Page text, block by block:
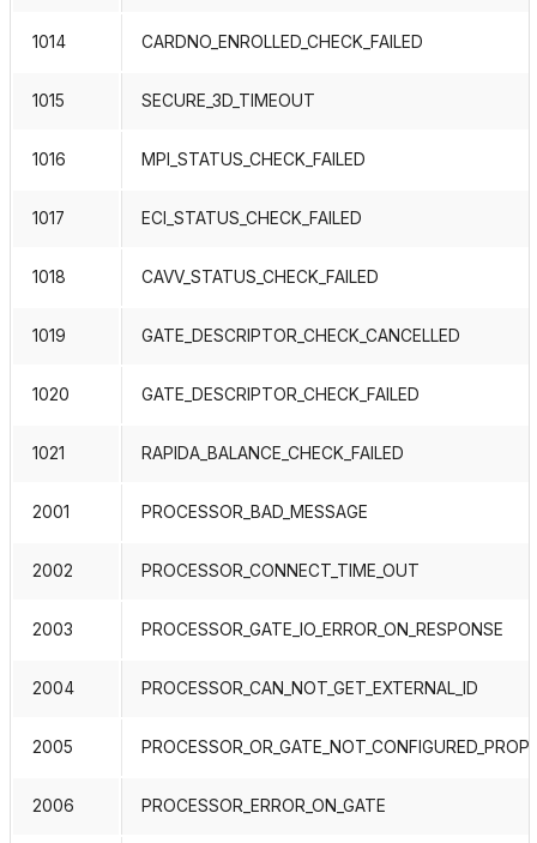
1014 CARDNO_ENROLLED_CHECK_FAILED
1015 SECURE_3D_TIMEOUT
1016 MPI_STATUS_CHECK_FAILED
1017 ECI_STATUS_CHECK_FAILED
1018 CAVV_STATUS_CHECK_FAILED
1019 GATE_DESCRIPTOR_CHECK_CANCELLED
1020 GATE_DESCRIPTOR_CHECK_FAILED
1021 RAPIDA_BALANCE_CHECK_FAILED
2001 PROCESSOR_BAD_MESSAGE
2002 PROCESSOR_CONNECT_TIME_OUT
2003 PROCESSOR_GATE_IO_ERROR_ON_RESPONSE
2004 PROCESSOR_CAN_NOT_GET_EXTERNAL_ID
2005
2006 PROCESSOR_ERROR_ON_GATE